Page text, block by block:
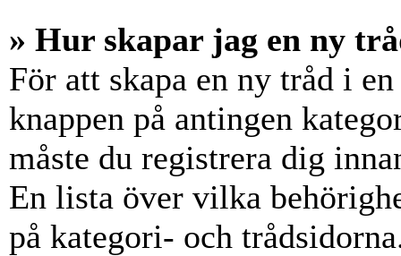
» Hur skapar jag en ny
För att skapa en ny tråd i
knappen på antingen
måste du registrera dig
En lista över vilka
på kategori- och